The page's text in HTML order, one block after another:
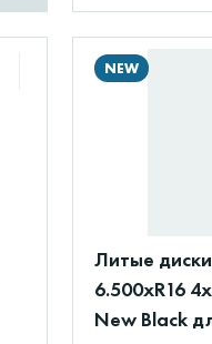
NEW
Литые
6.500xR16
New Black